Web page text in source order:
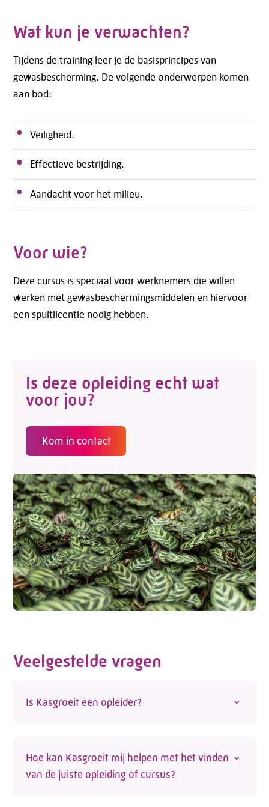
Wat kun je verwachten?
Tijdens de training leer je de basisprincipes van
gewasbescherming. De volgende onderwerpen komen
aan bod:
Veiligheid.
Effectieve bestrijding.
Aandacht voor het milieu.
Voor wie?
Deze cursus is speciaal voor werknemers die willen
werken met gewasbeschermingsmiddelen en hiervoor
een spuitlicentie nodig hebben.
Is deze opleiding echt wat
voor jou?
Kom in contact
Veelgestelde vragen
Is Kasgroeit een opleider?
opleiding te vinden. Op onze site vind je een
actueel overzicht van opleidingen voor de
Hoe kan Kasgroeit mij helpen met het vinden
van de juiste opleiding of cursus?